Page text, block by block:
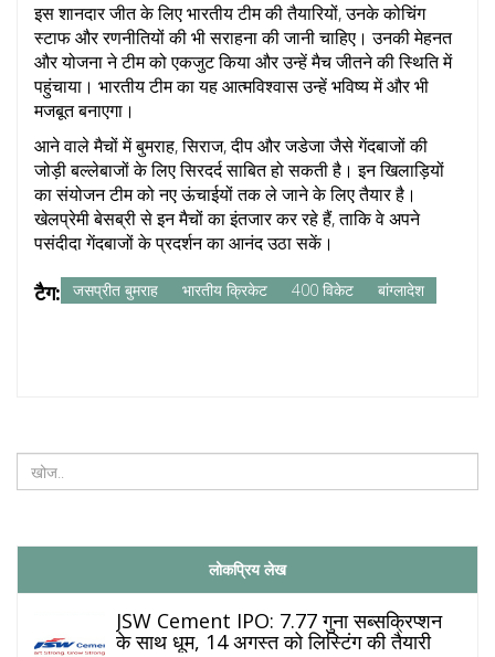
इस शानदार जीत के लिए भारतीय टीम की तैयारियों, उनके कोचिंग
स्टाफ और रणनीतियों की भी सराहना की जानी चाहिए। उनकी मेहनत
और योजना ने टीम को एकजुट किया और उन्हें मैच जीतने की स्थिति में
पहुंचाया। भारतीय टीम का यह आत्मविश्वास उन्हें भविष्य में और भी
मजबूत बनाएगा।
आने वाले मैचों में बुमराह, सिराज, दीप और जडेजा जैसे गेंदबाजों की
जोड़ी बल्लेबाजों के लिए सिरदर्द साबित हो सकती है। इन खिलाड़ियों
का संयोजन टीम को नए ऊंचाईयों तक ले जाने के लिए तैयार है।
खेलप्रेमी बेसब्री से इन मैचों का इंतजार कर रहे हैं, ताकि वे अपने
पसंदीदा गेंदबाजों के प्रदर्शन का आनंद उठा सकें।
टैग: जसप्रीत बुमराह भारतीय क्रिकेट 400 विकेट बांग्लादेश
लोकप्रिय लेख
JSW Cement IPO: 7.77 गुना सब्सक्रिप्शन
के साथ धूम, 14 अगस्त को लिस्टिंग की तैयारी